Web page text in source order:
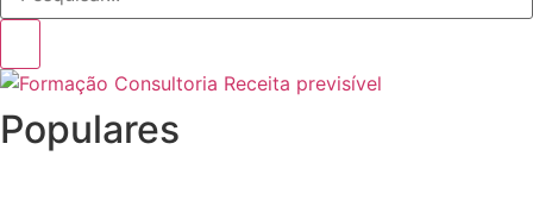
Populares